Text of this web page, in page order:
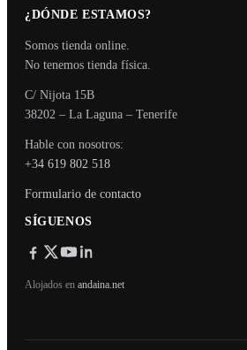
¿DÓNDE ESTAMOS?
Somos tienda online.
No tenemos tienda física.
C/ Nijota 15B
38202 – La Laguna – Tenerife
Hable con nosotros:
+34 619 802 518
Formulario de contacto
SÍGUENOS
Alojados en andaina.net